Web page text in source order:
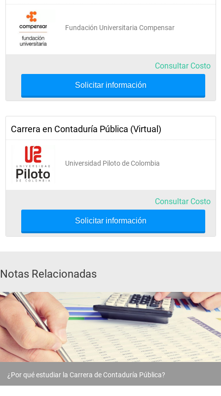
Minuto de Dios
Cátedra Minuto de Dios
Desarrollo Social Contemporaneo
Social
Fundación Universitaria Compensar
Consultar Costo
Solicitar información
Carrera en Contaduría Pública (Virtual)
Universidad Piloto de Colombia
Consultar Costo
Solicitar información
Notas Relacionadas
¿Por qué estudiar la Carrera de Contaduría Pública?